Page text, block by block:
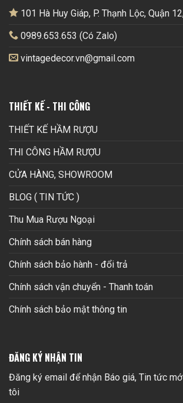
101 Hà Huy Giáp, P. Thạnh Lộc, Quận
0989.653.653 (Có Zalo)
vintagedecor.vn@gmail.com
THIẾT KẾ - THI CÔNG
THIẾT KẾ HẦM RƯỢU
THI CÔNG HẦM RƯỢU
CỬA HÀNG, SHOWROOM
BLOG ( TIN TỨC )
Thu Mua Rượu Ngoại
Chính sách bán hàng
Chính sách bảo hành - đổi trả
Chính sách vận chuyển - Thanh toán
Chính sách bảo mật thông tin
ĐĂNG KÝ NHẬN TIN
Đăng ký email để nhận Báo giá, Tin tức
tôi